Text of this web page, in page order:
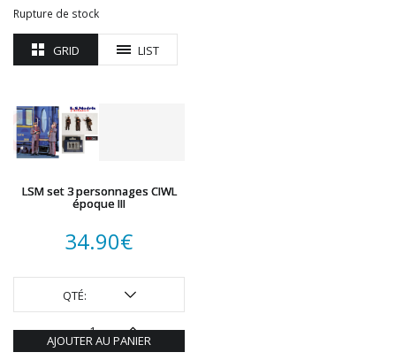
TAMIYA
TRAINS OUEST
TRIX
VIESSMANN
WIKING
XURON
Rupture de stock
GRID LIST
LSM set 3 personnages CIWL
époque III
34.90€
QTÉ:
AJOUTER AU PANIER